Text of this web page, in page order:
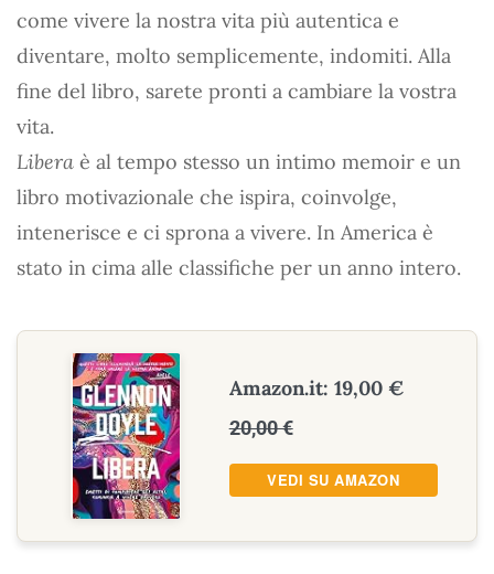
come vivere la nostra vita più autentica e
diventare, molto semplicemente, indomiti. Alla
fine del libro, sarete pronti a cambiare la vostra
vita.
Libera è al tempo stesso un intimo memoir e un
libro motivazionale che ispira, coinvolge,
intenerisce e ci sprona a vivere. In America è
stato in cima alle classifiche per un anno intero.
Amazon.it: 19,00 €
20,00 €
VEDI SU AMAZON